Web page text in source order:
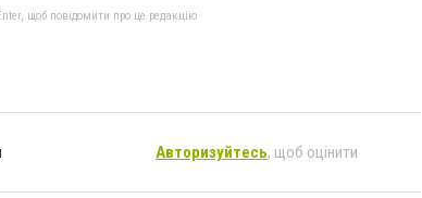
щоб повідомити про це редакцію
Авторизуйтесь, щоб оцінити